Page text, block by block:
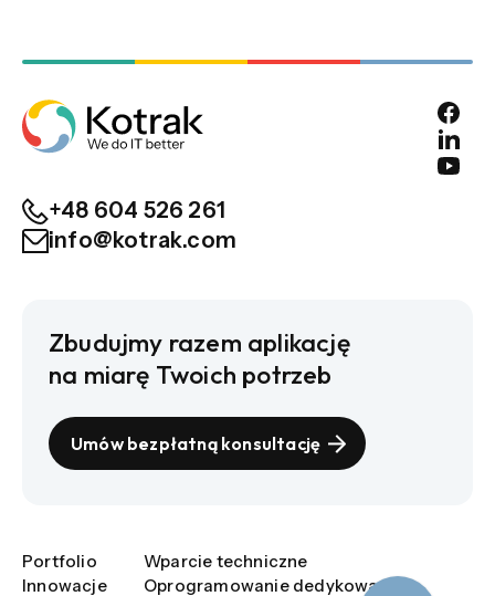
+48 604 526 261
info@kotrak.com
Portfolio
Innowacje
Wparcie techniczne
Oprogramowanie dedykowane
Zbudujmy razem aplikację
na miarę Twoich potrzeb
Umów bezpłatną konsultację